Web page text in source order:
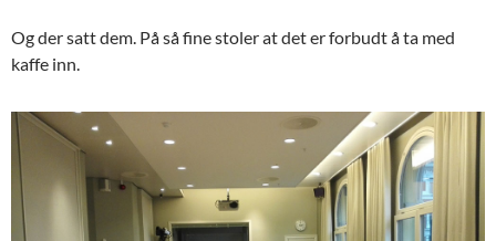
Og der satt dem. På så fine stoler at det er forbudt å ta med
kaffe inn.